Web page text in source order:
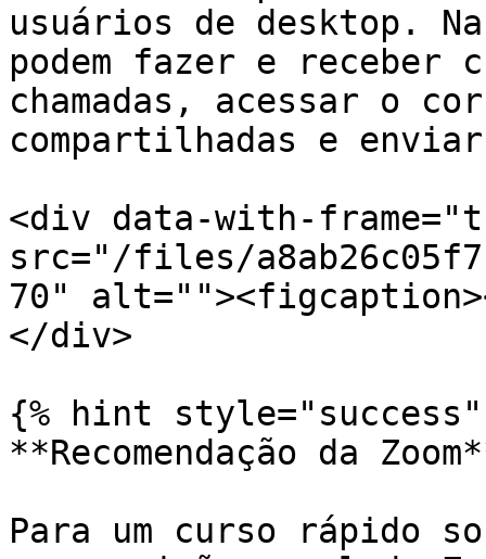
usuários de desktop.
podem fazer e receber
chamadas, acessar o
compartilhadas e enviar
<div data-with-
src="/files/
70"
</div>
{% hint style="success"
**Recomendação da
Para um curso rápido